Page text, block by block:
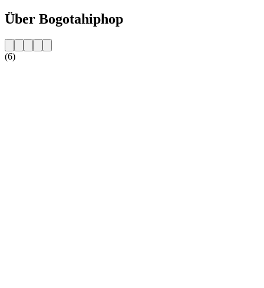
Über Bogotahiphop
(6)